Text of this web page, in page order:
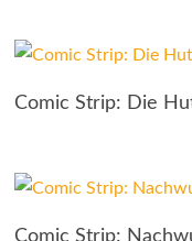
Comic Strip: Die
Comic Strip: